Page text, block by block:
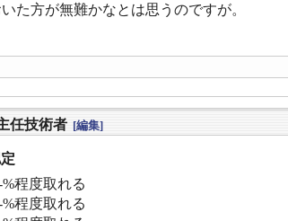
た方が無難かなとは思うのですが。
任技術者 [編集]
程度取れる
程度取れる